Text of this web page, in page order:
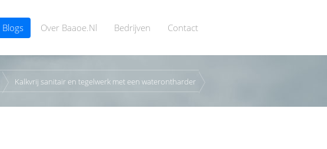
Blogs Over Baaoe.nl Bedrijven Contact
Kalkvrij sanitair en tegelwerk met een waterontharder